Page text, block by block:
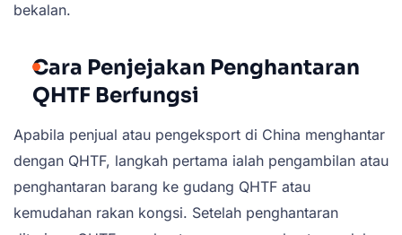
bekalan.
Cara Penjejakan Penghantaran
QHTF Berfungsi
Apabila penjual atau pengeksport di China menghantar
dengan QHTF, langkah pertama ialah pengambilan atau
penghantaran barang ke gudang QHTF atau
kemudahan rakan kongsi. Setelah penghantaran